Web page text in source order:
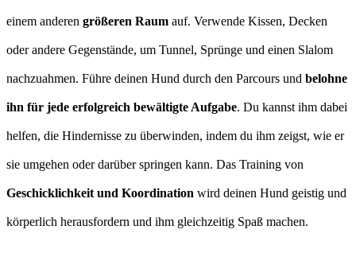
einem anderen größeren Raum auf. Verwende Kissen, Decken
oder andere Gegenstände, um Tunnel, Sprünge und einen Slalom
nachzuahmen. Führe deinen Hund durch den Parcours und belohne
ihn für jede erfolgreich bewältigte Aufgabe. Du kannst ihm dabei
helfen, die Hindernisse zu überwinden, indem du ihm zeigst, wie er
sie umgehen oder darüber springen kann. Das Training von
Geschicklichkeit und Koordination wird deinen Hund geistig und
körperlich herausfordern und ihm gleichzeitig Spaß machen.